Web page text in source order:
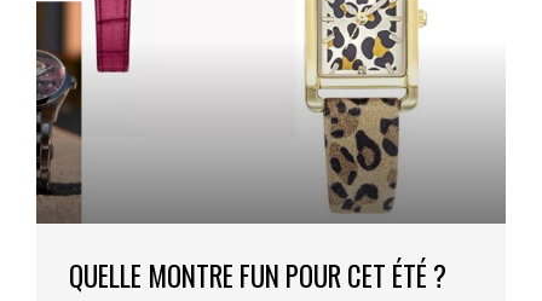
QUELLE MONTRE FUN POUR CET ÉTÉ ?